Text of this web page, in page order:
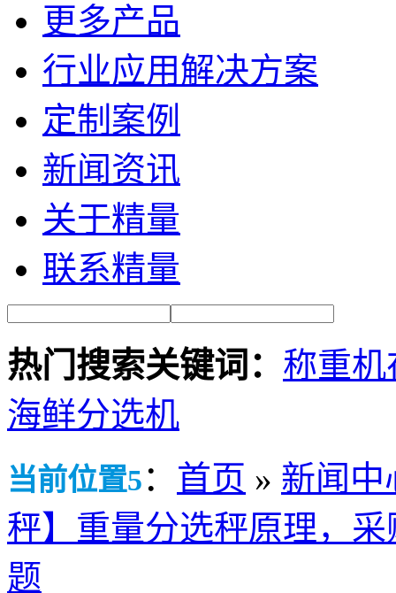
更多产品
行业应用解决方案
定制案例
新闻资讯
关于精量
联系精量
热门搜索关键词： 称重机
海鲜分选机
当前位置5： 首页 » 新闻中
秤】重量分选秤原理，
题